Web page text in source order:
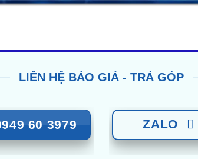
LIÊN HỆ BÁO GIÁ - TRẢ GÓP
60 3979 ZALO